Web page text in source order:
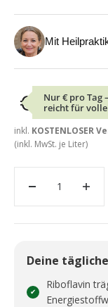
Mit
€ Nur€ pro Tag –
reicht für volle
inkl. KOSTENLOSER
(inkl. MwSt. je Liter)
Deine
✔︎
Riboflavin